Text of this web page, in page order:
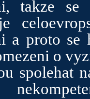
takze
a proto
o
spolehat